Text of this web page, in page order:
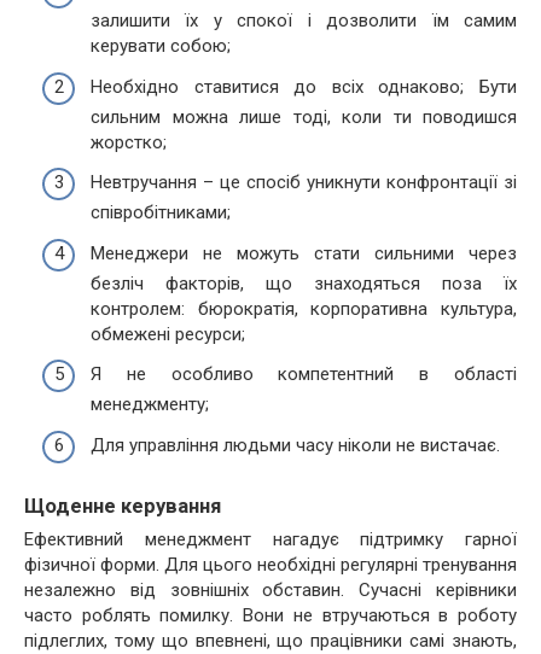
залишити їх у спокої і дозволити їм самим
керувати собою;
Необхідно ставитися до всіх однаково; Бути
сильним можна лише тоді, коли ти поводишся
жорстко;
Невтручання – це спосіб уникнути конфронтації зі
співробітниками;
Менеджери не можуть стати сильними через
безліч факторів, що знаходяться поза їх
контролем: бюрократія, корпоративна культура,
обмежені ресурси;
Я не особливо компетентний в області
менеджменту;
Для управління людьми часу ніколи не вистачає.
Щоденне керування
Ефективний менеджмент нагадує підтримку гарної
фізичної форми. Для цього необхідні регулярні тренування
незалежно від зовнішніх обставин. Сучасні керівники
часто роблять помилку. Вони не втручаються в роботу
підлеглих, тому що впевнені, що працівники самі знають,